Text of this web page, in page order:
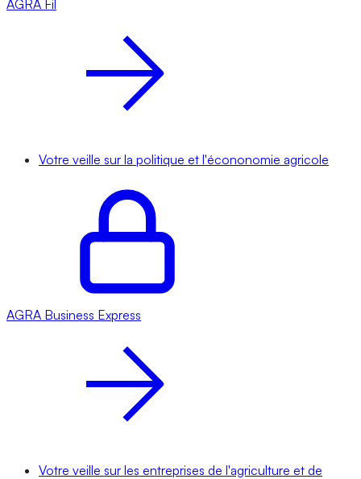
AGRA Fil
Votre veille sur la politique et l'écononomie agricole
AGRA Business Express
Votre veille sur les entreprises de l'agriculture et de